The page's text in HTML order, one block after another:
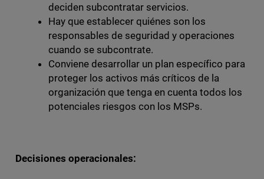
deciden subcontratar servicios.
Hay que establecer quiénes son los
responsables de seguridad y operaciones
cuando se subcontrate.
Conviene desarrollar un plan específico para
proteger los activos más críticos de la
organización que tenga en cuenta todos los
potenciales riesgos con los MSPs.
Decisiones operacionales: